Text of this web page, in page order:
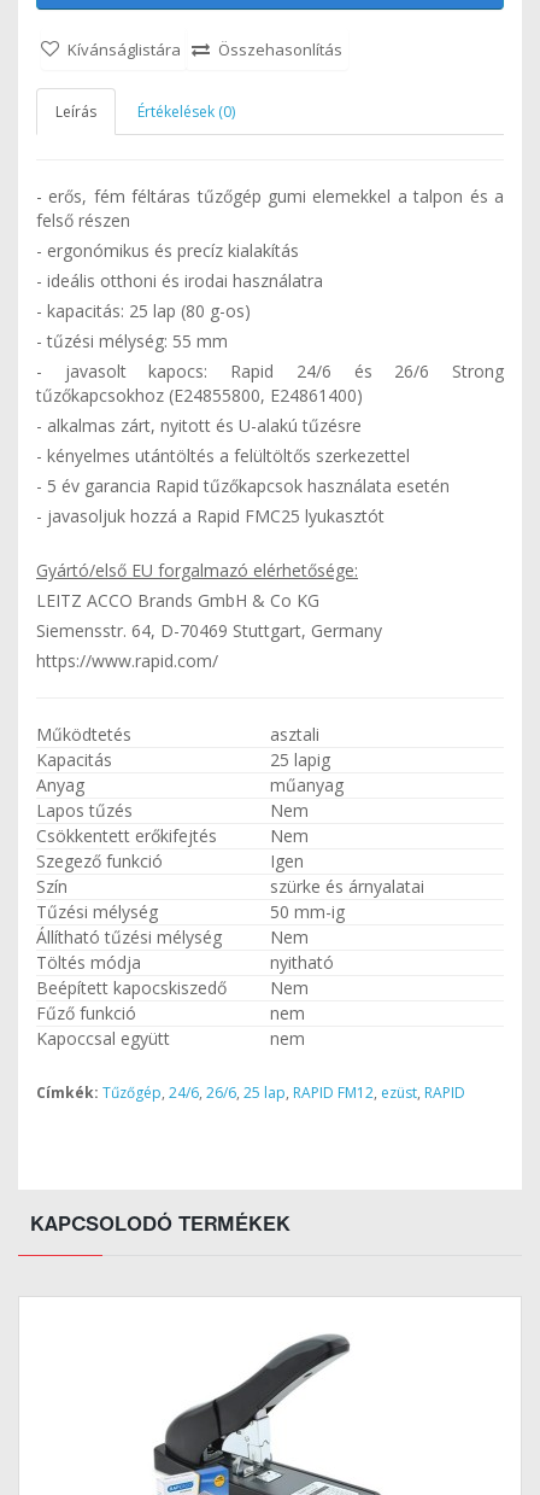
Kívánságlistára Összehasonlítás
Leírás Értékelések (0)
- erős, fém féltáras tűzőgép gumi elemekkel a talpon és a
felső részen
- ergonómikus és precíz kialakítás
- ideális otthoni és irodai használatra
- kapacitás: 25 lap (80 g-os)
- tűzési mélység: 55 mm
- javasolt kapocs: Rapid 24/6 és 26/6 Strong
tűzőkapcsokhoz (E24855800, E24861400)
- alkalmas zárt, nyitott és U-alakú tűzésre
- kényelmes utántöltés a felültöltős szerkezettel
- 5 év garancia Rapid tűzőkapcsok használata esetén
- javasoljuk hozzá a Rapid FMC25 lyukasztót
Gyártó/első EU forgalmazó elérhetősége:
LEITZ ACCO Brands GmbH & Co KG
Siemensstr. 64, D-70469 Stuttgart, Germany
https://www.rapid.com/
Működtetés
asztali
Kapacitás
25 lapig
Anyag
műanyag
Lapos tűzés
Nem
Csökkentett erőkifejtés
Nem
Szegező funkció
Igen
Szín
szürke és árnyalatai
Tűzési mélység
50 mm-ig
Állítható tűzési mélység
Nem
Töltés módja
nyitható
Beépített kapocskiszedő
Nem
Fűző funkció
nem
Kapoccsal együtt
nem
Címkék: Tűzőgép, 24/6, 26/6, 25 lap, RAPID FM12, ezüst, RAPID
KAPCSOLODÓ TERMÉKEK